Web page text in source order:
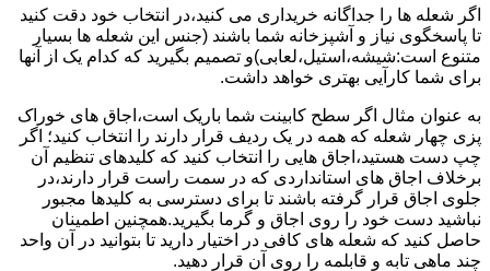
اگر شعله ها را جداگانه خریداری می کنید،در انتخاب خود دقت کنید
تا پاسخگوی نیاز و آشپزخانه شما باشند (جنس این شعله ها بسیار
متنوع است:شیشه،استیل،لعابی)و تصمیم بگیرید که کدام یک از آنها
برای شما کارآیی بهتری خواهد داشت.
به عنوان مثال اگر سطح کابینت شما باریک است،اجاق های خوراک
پزی چهار شعله که همه در یک ردیف قرار دارند را انتخاب کنید؛ اگر
چپ دست هستید،اجاق هایی را انتخاب کنید که کلیدهای تنظیم آن
برخلاف اجاق های استانداردی که در سمت راست قرار دارند،در
جلوی اجاق قرار گرفته باشند تا برای دسترسی به کلیدها مجبور
نباشید دست خود را روی اجاق و گرما بگیرید.همچنین اطمینان
حاصل کنید که شعله های کافی در اختیار دارید تا بتوانید در آن واحد
چند ماهی تابه و قابلمه را روی آن قرار دهید.